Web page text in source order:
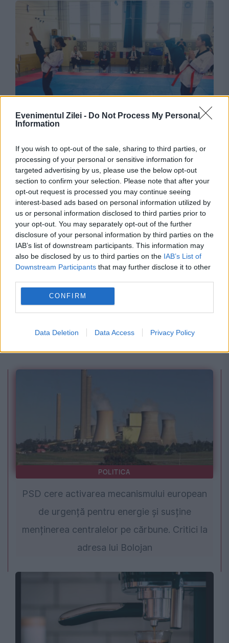
Evenimentul Zilei - Do Not Process My Personal
Information
If you wish to opt-out of the sale, sharing to third parties, or
processing of your personal or sensitive information for
targeted advertising by us, please use the below opt-out
section to confirm your selection. Please note that after your
opt-out request is processed you may continue seeing
interest-based ads based on personal information utilized by
us or personal information disclosed to third parties prior to
your opt-out. You may separately opt-out of the further
disclosure of your personal information by third parties on the
IAB’s list of downstream participants. This information may
also be disclosed by us to third parties on the IAB’s List of
Downstream Participants that may further disclose it to other
CONFIRM
Data Deletion Data Access Privacy Policy
Afacerea din spatele Federației Române de
Conturi
SOCIAL
„SuperMașini Sport”. Macheta metalică și
POLITICA
PSD cere activarea mecanismului european
de urgență pentru energie și susține
menținerea centralelor pe cărbune. Critici la
adresa lui Bolojan